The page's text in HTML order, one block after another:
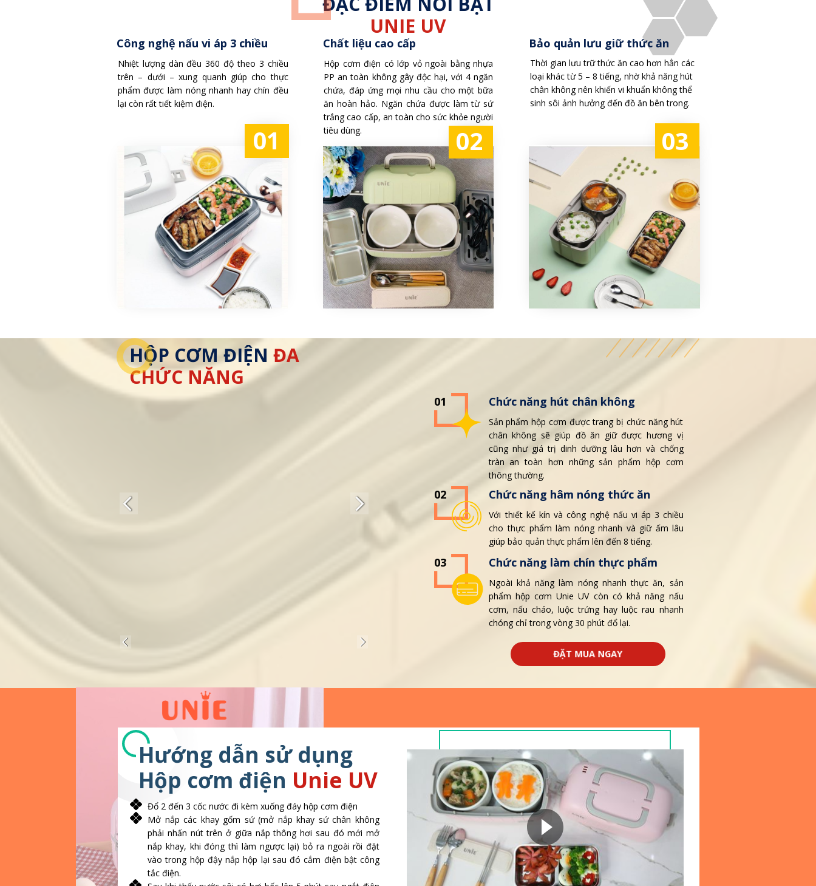
Công nghệ nấu vi áp 3 chiều
Nhiệt lượng dàn đều 360 độ theo 3 chiều
trên – dưới – xung quanh giúp cho thực
phẩm được làm nóng nhanh hay chín đều
lại còn rất tiết kiệm điện.
01
Chất liệu cao cấp
Hộp cơm điện có lớp vỏ ngoài bằng nhựa
PP an toàn không gây độc hại, với 4 ngăn
chứa, đáp ứng mọi nhu cầu cho một bữa
ăn hoàn hảo. Ngăn chứa được làm từ sứ
trắng cao cấp, an toàn cho sức khỏe người
tiêu dùng.
02
Bảo quản lưu giữ thức ăn
Thời gian lưu trữ thức ăn cao hơn hẳn các
loại khác từ 5 – 8 tiếng, nhờ khả năng hút
chân không nên khiến vi khuẩn không thể
sinh sôi ảnh hưởng đến đồ ăn bên trong.
03
UNIE UV
02 Chức năng hâm nóng thức ăn
Với thiết kế kín và công nghệ nấu vi áp 3 chiều
cho thực phẩm làm nóng nhanh và giữ ấm lâu
giúp bảo quản thực phẩm lên đến 8 tiếng.
03 Chức năng làm chín thực phẩm
Ngoài khả năng làm nóng nhanh thực ăn, sản
phẩm hộp cơm Unie UV còn có khả năng nấu
cơm, nấu cháo, luộc trứng hay luộc rau nhanh
chóng chỉ trong vòng 30 phút đổ lại.
HỘP CƠM ĐIỆN ĐA
CHỨC NĂNG
Chức năng hút chân không
Sản phẩm hộp cơm được trang bị chức năng hút
chân không sẽ giúp đồ ăn giữ được hương vị
cũng như giá trị dinh dưỡng lâu hơn và chống
tràn an toàn hơn những sản phẩm hộp cơm
thông thường.
01
ĐẶT MUA NGAY
Đổ 2 đến 3 cốc nước đi kèm xuống đáy hộp cơm điện
Mở nắp các khay gốm sứ (mở nắp khay sứ chân không
phải nhấn nút trên ở giữa nắp thông hơi sau đó mới mở
nắp khay, khi đóng thì làm ngược lại) bỏ ra ngoài rồi đặt
vào trong hộp đậy nắp hộp lại sau đó cắm điện bật công
tắc điện.
Hướng dẫn sử dụng
Hộp cơm điện Unie UV